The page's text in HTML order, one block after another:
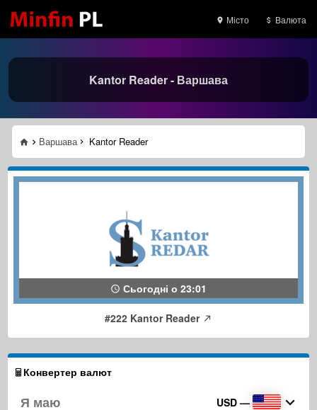
Місто Валюта
Kantor Reader - Варшава
Варшава Kantor Reader
Сьогодні о 23:01
#222 Kantor Reader
Конвертер валют
USD —